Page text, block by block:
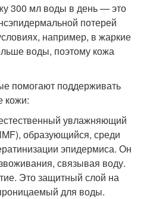
300 мл воды в день — это
потерей
например, в жаркие
воды, поэтому кожа
помогают поддерживать
кожи:
увлажняющий
образующийся, среди
эпидермиса. Он
связывая воду.
Это защитный слой на
для воды.